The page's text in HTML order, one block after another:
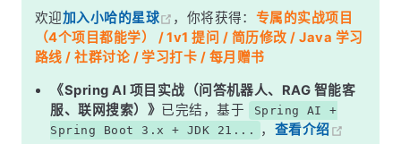
声明式、响应式
组件化
总结一下
欢迎加入小哈的星球 ，你将获得： 专属的实战项目
（4个项目都能学） / 1v1 提问 / 简历修改 / Java 学习
路线 / 社群讨论 / 学习打卡 / 每月赠书
《Spring AI 项目实战（问答机器人、RAG 智能客
服、联网搜索）》 已完结，基于
Spring AI +
Spring Boot 3.x + JDK 21...
， 查看介绍